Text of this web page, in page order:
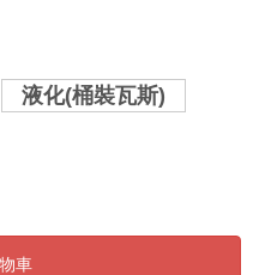
液化(桶裝瓦斯)
車